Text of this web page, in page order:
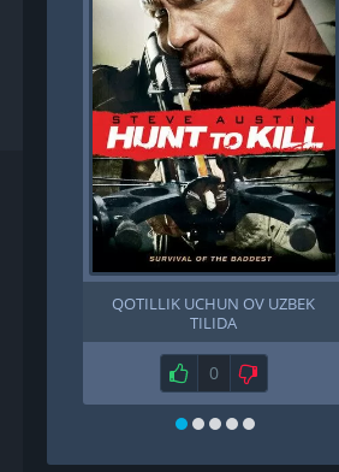
QOTILLIK UCHUN OV UZBEK
TILIDA
Нравится
0 Не нравится